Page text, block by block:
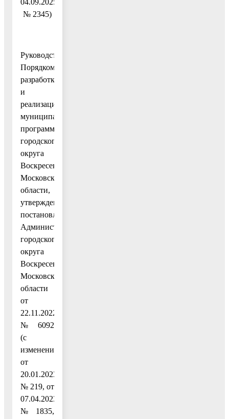
№ 2345)
Руководствуясь
Порядком
разработки
и
реализации
муниципальных
программ
городского
округа
Воскресенск
Московской
области,
утвержденным
постановлением
Администрации
городского
округа
Воскресенск
Московской
области
от
22.11.2022
№ 6092
(с
изменениями
от
20.01.2023
№ 219, от
07.04.2023
№ 1835,